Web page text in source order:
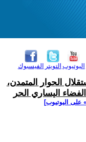
الفيسبوك التويتر اليوتيوب
الحوار المتمدن،
اليساري الحر
على اليوتيوب]